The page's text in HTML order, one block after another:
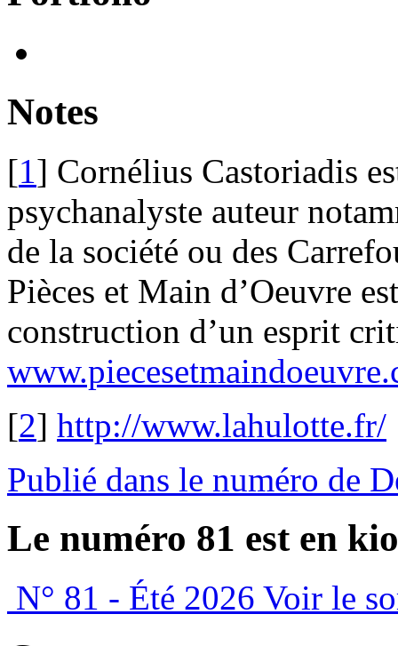
Notes
[1 ] Cornélius Castoriadis
psychanalyste auteur
de la société ou des
Pièces et Main d’Oeuvre
construction d’un esprit
[2] http://www.lahulotte.fr/
Publié dans le numéro de
Le numéro 81 est en
N° 81 - Été 2026 Voir le